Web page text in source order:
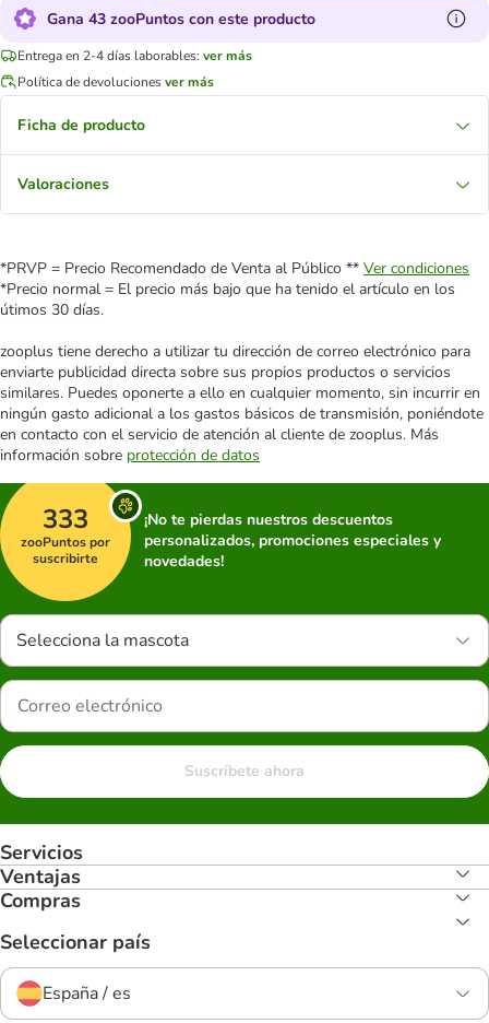
Gana 43 zooPuntos con este producto
Entrega en 2-4 días laborables: ver más
Política de devolucionesver más
Ficha de producto
Valoraciones
*PRVP = Precio Recomendado de Venta al Público ** Ver condiciones
*Precio normal = El precio más bajo que ha tenido el artículo en los
útimos 30 días.
zooplus tiene derecho a utilizar tu dirección de correo electrónico para
enviarte publicidad directa sobre sus propios productos o servicios
similares. Puedes oponerte a ello en cualquier momento, sin incurrir en
ningún gasto adicional a los gastos básicos de transmisión, poniéndote
en contacto con el servicio de atención al cliente de zooplus. Más
información sobre protección de datos
333
zooPuntos por
suscribirte
¡No te pierdas nuestros descuentos
personalizados, promociones especiales y
novedades!
Selecciona la mascota
Suscríbete ahora
Servicios
Ventajas
Compras
Seleccionar país
España / es